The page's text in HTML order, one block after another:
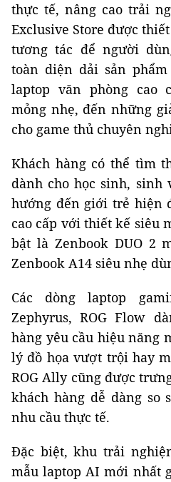
thực tế, nâng cao trải
Exclusive Store được
tương tác để người
toàn diện dải sản
laptop văn phòng cao
mỏng nhẹ, đến những
cho game thủ chuyên
Khách hàng có thể tìm
dành cho học sinh, sinh
hướng đến giới trẻ hiện
cao cấp với thiết kế siêu
bật là Zenbook DUO 2
Zenbook A14 siêu nhẹ
Các dòng laptop
Zephyrus, ROG Flow
hàng yêu cầu hiệu năng
lý đồ họa vượt trội hay
ROG Ally cũng được
khách hàng dễ dàng so
nhu cầu thực tế.
Đặc biệt, khu trải
mẫu laptop AI mới nhất